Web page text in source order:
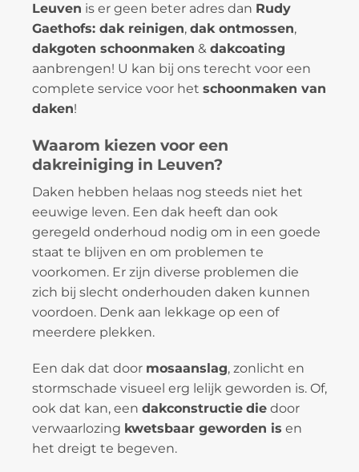
Leuven is er geen beter adres dan Rudy
Gaethofs: dak reinigen, dak ontmossen,
dakgoten schoonmaken & dakcoating
aanbrengen! U kan bij ons terecht voor een
complete service voor het schoonmaken van
daken!
Waarom kiezen voor een
dakreiniging in Leuven?
Daken hebben helaas nog steeds niet het
eeuwige leven. Een dak heeft dan ook
geregeld onderhoud nodig om in een goede
staat te blijven en om problemen te
voorkomen. Er zijn diverse problemen die
zich bij slecht onderhouden daken kunnen
voordoen. Denk aan lekkage op een of
meerdere plekken.
Een dak dat door mosaanslag, zonlicht en
stormschade visueel erg lelijk geworden is. Of,
ook dat kan, een dakconstructie die door
verwaarlozing kwetsbaar geworden is en
het dreigt te begeven.